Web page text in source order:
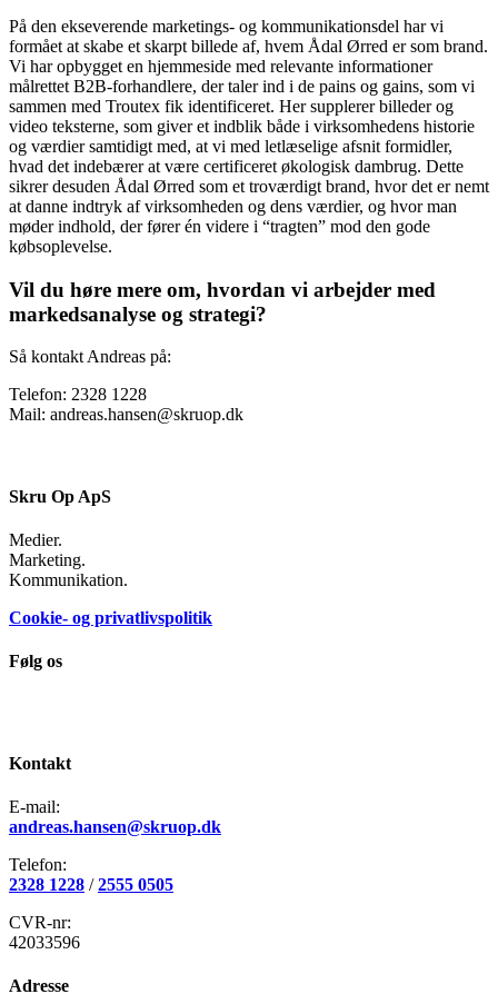
På den ekseverende marketings- og kommunikationsdel har vi
formået at skabe et skarpt billede af, hvem Ådal Ørred er som brand.
Vi har opbygget en hjemmeside med relevante informationer
målrettet B2B-forhandlere, der taler ind i de pains og gains, som vi
sammen med Troutex fik identificeret. Her supplerer billeder og
video teksterne, som giver et indblik både i virksomhedens historie
og værdier samtidigt med, at vi med letlæselige afsnit formidler,
hvad det indebærer at være certificeret økologisk dambrug. Dette
sikrer desuden Ådal Ørred som et troværdigt brand, hvor det er nemt
at danne indtryk af virksomheden og dens værdier, og hvor man
møder indhold, der fører én videre i “tragten” mod den gode
købsoplevelse.
Vil du høre mere om, hvordan vi arbejder med
markedsanalyse og strategi?
Så kontakt Andreas på:
Telefon: 2328 1228
Mail: andreas.hansen@skruop.dk
Skru Op ApS
Medier.
Marketing.
Kommunikation.
Cookie- og privatlivspolitik
Følg os
Kontakt
E-mail:
andreas.hansen@skruop.dk
Telefon:
2328 1228 /2555 0505
CVR-nr:
42033596
Adresse